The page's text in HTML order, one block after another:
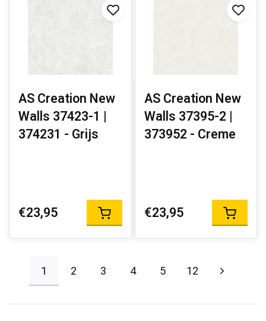
AS Creation New
Walls 37423-1 |
374231 - Grijs
€23,95
AS Creation New
Walls 37395-2 |
373952 - Creme
€23,95
1 2 3 4 5 12